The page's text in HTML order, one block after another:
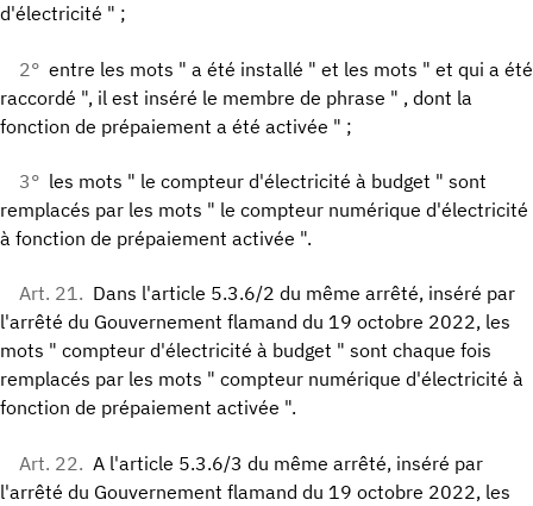
d'électricité " ;
2° entre les mots " a été installé " et les mots " et qui a été
raccordé ", il est inséré le membre de phrase " , dont la
fonction de prépaiement a été activée " ;
3° les mots " le compteur d'électricité à budget " sont
remplacés par les mots " le compteur numérique d'électricité
à fonction de prépaiement activée ".
Art. 21. Dans l'article 5.3.6/2 du même arrêté, inséré par
l'arrêté du Gouvernement flamand du 19 octobre 2022, les
mots " compteur d'électricité à budget " sont chaque fois
remplacés par les mots " compteur numérique d'électricité à
fonction de prépaiement activée ".
Art. 22. A l'article 5.3.6/3 du même arrêté, inséré par
l'arrêté du Gouvernement flamand du 19 octobre 2022, les